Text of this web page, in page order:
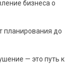
бизнеса о
планирования до
— это путь к